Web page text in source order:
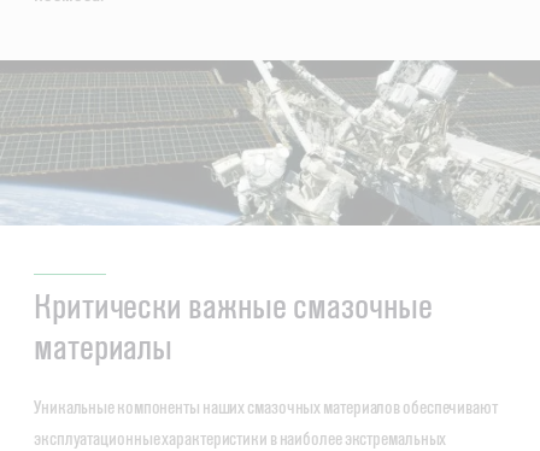
Критически важные смазочные
материалы
Уникальные компоненты наших смазочных материалов обеспечивают
эксплуатационные характеристики в наиболее экстремальных